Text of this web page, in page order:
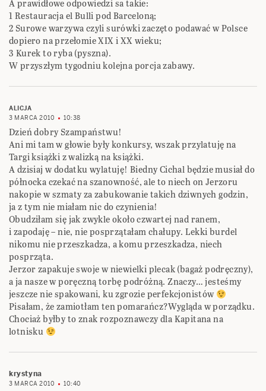
A prawidłowe odpowiedzi sa takie:
1 Restauracja el Bulli pod Barceloną;
2 Surowe warzywa czyli surówki zaczęto podawać w Polsce
dopiero na przełomie XIX i XX wieku;
3 Kurek to ryba (pyszna).
W przyszłym tygodniu kolejna porcja zabawy.
ALICJA
3 MARCA 2010
10:38
Dzień dobry Szampaństwu!
Ani mi tam w głowie były konkursy, wszak przylatuję na
Targi książki z walizką na książki.
A dzisiaj w dodatku wylatuję! Biedny Cichal będzie musiał do
północka czekać na szanowność, ale to niech on Jerzoru
nakopie w szmaty za zabukowanie takich dziwnych godzin,
ja z tym nie miałam nic do czynienia!
Obudziłam się jak zwykle około czwartej nad ranem,
i zapodaję – nie, nie posprzątałam chałupy. Lekki burdel
nikomu nie przeszkadza, a komu przeszkadza, niech
posprząta.
Jerzor zapakuje swoje w niewielki plecak (bagaż podręczny),
a ja nasze w poręczną torbę podróżną. Znaczy… jesteśmy
jeszcze nie spakowani, ku zgrozie perfekcjonistów
Pisałam, że zamiotłam ten pomarańcz?Wygląda w porządku.
Chociaż byłby to znak rozpoznawczy dla Kapitana na
lotnisku
krystyna
3 MARCA 2010 10:40